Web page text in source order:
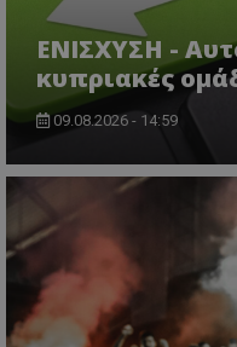
ΕΝΙΣΧΥΣΗ -
κυπριακές
09.08.2026 - 14:59